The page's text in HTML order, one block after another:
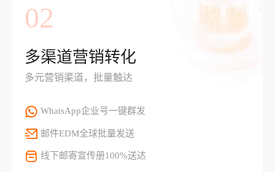
02
多渠道营销转化
多元营销渠道，批量触达
WhatsApp企业号一键群发
邮件EDM全球批量发送
线下邮寄宣传册100%送达